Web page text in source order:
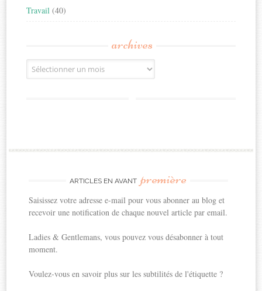
Travail (40)
archives
Archives
ARTICLES EN AVANT première
Saisissez votre adresse e-mail pour vous abonner au blog et
recevoir une notification de chaque nouvel article par email.
Ladies & Gentlemans, vous pouvez vous désabonner à tout
moment.
Voulez-vous en savoir plus sur les subtilités de l'étiquette ?